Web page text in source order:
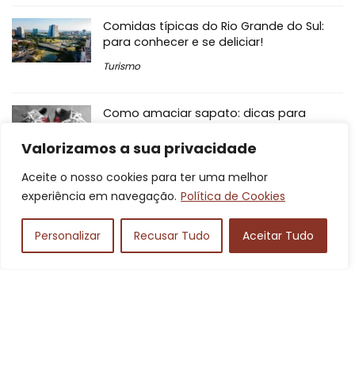
Valorizamos a sua privacidade
Aceite o nosso cookies para ter uma melhor
experiência em navegação. Política de Cookies
Personalizar Recusar Tudo Aceitar Tudo
Comidas típicas do Rio Grande do Sul:
para conhecer e se deliciar!
Turismo
Como amaciar sapato: dicas para
Outros
Melhor época para ir ao Chile: esquiar,
visitar pontos turísticos e muito mais!
Turismo